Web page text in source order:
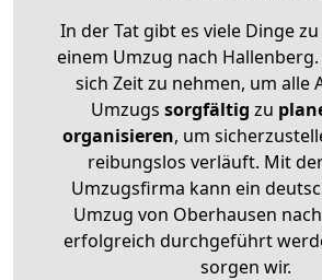
In der Tat gibt es viele Dinge
einem Umzug nach
sich Zeit zu nehmen, um alle
Umzugs sorgfältig zu
organisieren, um
reibungslos verläuft. Mit
Umzugsfirma kann ein
Umzug von Oberhausen
erfolgreich durchgeführt
sorgen wir.